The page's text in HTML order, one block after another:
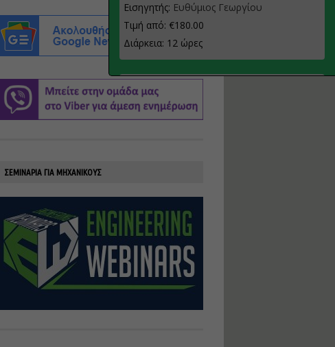
ΣΕΜΙΝΑΡΙΑ ΓΙΑ ΜΗΧΑΝΙΚΟΥΣ
Εισηγητής: Ευθύμιος Γεωργίου
Τιμή από: €180.00
Διάρκεια: 12 ώρες
υλοποίηση
φωτοβολταϊκών
Τιμή από: €230.00
Διάρκεια: 16 ώρες
Αρχιτεκτονικός
Σχεδιασμός με το
Rhinoceros